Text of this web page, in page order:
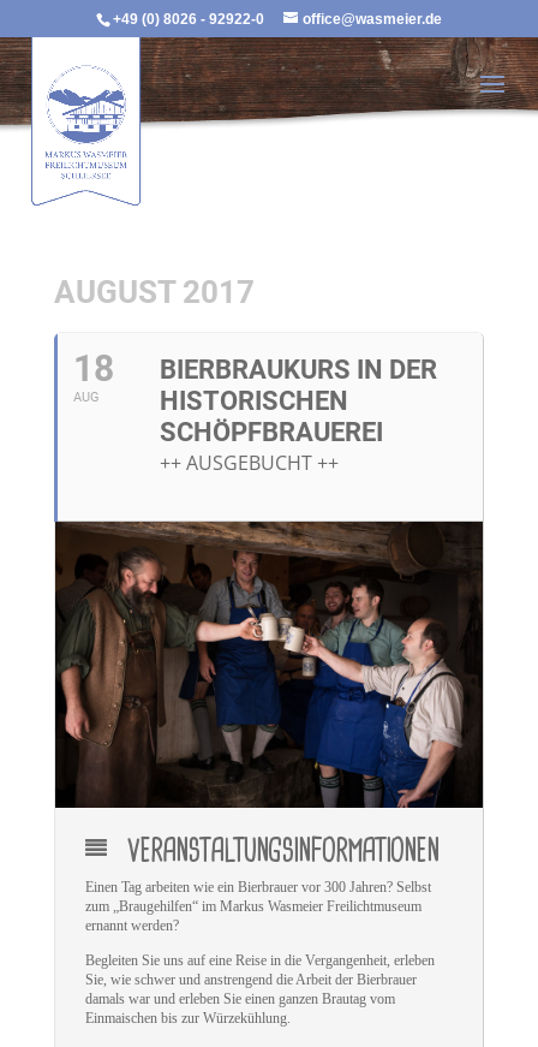
+49 (0) 8026 - 92922-0 office@wasmeier.de
AUGUST 2017
18
AUG
BIERBRAUKURS IN DER
HISTORISCHEN
SCHÖPFBRAUEREI
++ AUSGEBUCHT ++
VERANSTALTUNGSINFORMATIONEN
Einen Tag arbeiten wie ein Bierbrauer vor 300 Jahren? Selbst
zum „Braugehilfen“ im Markus Wasmeier Freilichtmuseum
ernannt werden?
Begleiten Sie uns auf eine Reise in die Vergangenheit, erleben
Sie, wie schwer und anstrengend die Arbeit der Bierbrauer
damals war und erleben Sie einen ganzen Brautag vom
Einmaischen bis zur Würzekühlung.